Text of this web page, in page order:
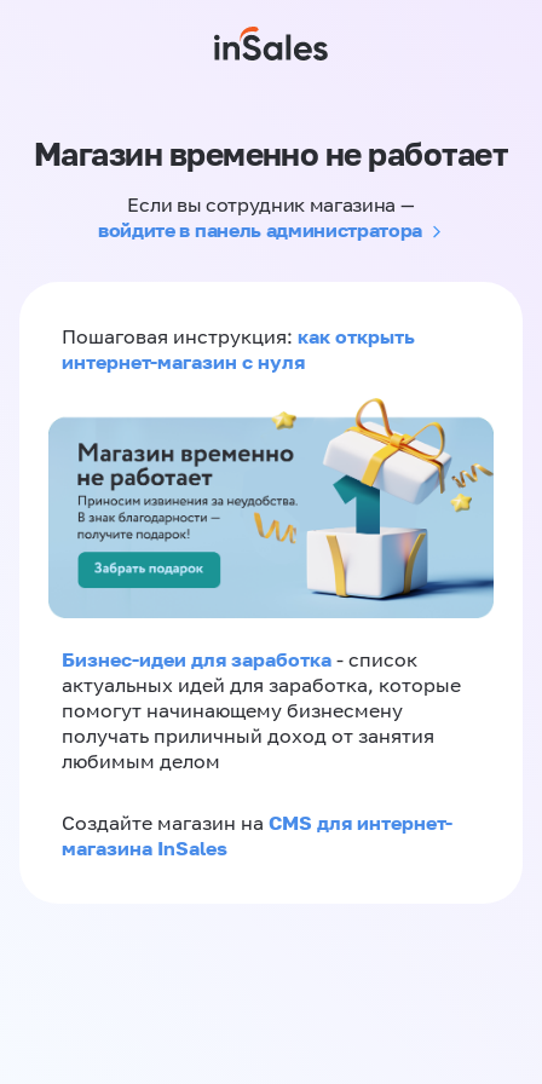
Магазин временно не работает
Если вы сотрудник магазина —
войдите в панель администратора
Пошаговая инструкция: как открыть
интернет-магазин с нуля
Бизнес-идеи для заработка - список
актуальных идей для заработка, которые
помогут начинающему бизнесмену
получать приличный доход от занятия
любимым делом
Создайте магазин на CMS для интернет-
магазина InSales